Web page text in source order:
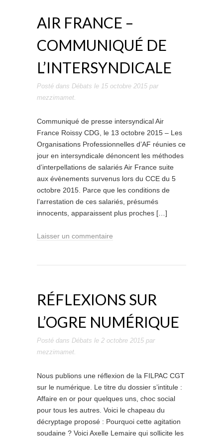
AIR FRANCE –
COMMUNIQUÉ DE
L’INTERSYNDICALE
Posté dans Débats le 15 octobre 2015 par
mezzimamet.
Communiqué de presse intersyndical Air
France Roissy CDG, le 13 octobre 2015 – Les
Organisations Professionnelles d’AF réunies ce
jour en intersyndicale dénoncent les méthodes
d’interpellations de salariés Air France suite
aux évènements survenus lors du CCE du 5
octobre 2015. Parce que les conditions de
l’arrestation de ces salariés, présumés
innocents, apparaissent plus proches […]
Laisser un commentaire
RÉFLEXIONS SUR
L’OGRE NUMÉRIQUE
Posté dans Débats le 2 octobre 2015 par
mezzimamet.
Nous publions une réflexion de la FILPAC CGT
sur le numérique. Le titre du dossier s’intitule :
Affaire en or pour quelques uns, choc social
pour tous les autres. Voici le chapeau du
décryptage proposé : Pourquoi cette agitation
soudaine ? Voici Axelle Lemaire qui sollicite les